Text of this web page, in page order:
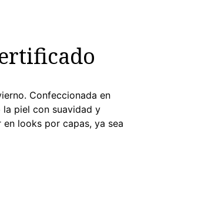
Confeccionada en
piel con suavidad y
looks por capas, ya sea